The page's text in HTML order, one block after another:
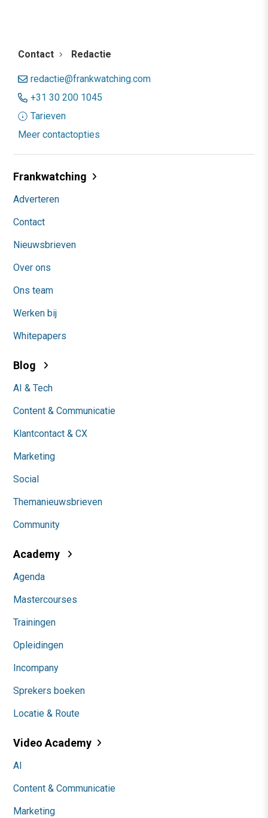
Contact Redactie
redactie@frankwatching.com
+31 30 200 1045
Tarieven
Meer contactopties
Frankwatching
Adverteren
Contact
Nieuwsbrieven
Over ons
Ons team
Werken bij
Whitepapers
Blog
AI & Tech
Content & Communicatie
Klantcontact & CX
Marketing
Social
Themanieuwsbrieven
Community
Academy
Agenda
Mastercourses
Trainingen
Opleidingen
Incompany
Sprekers boeken
Locatie & Route
Video Academy
AI
Content & Communicatie
Marketing